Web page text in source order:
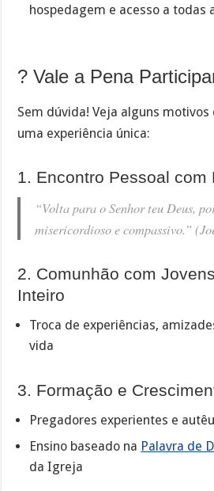
hospedagem e acesso a todas
? Vale a Pena
Sem dúvida! Veja alguns
uma experiência única:
1. Encontro Pessoal com
“Volta para o Senhor teu Deus,
misericordioso e compassivo.”
2. Comunhão com
Inteiro
Troca de experiências,
vida
3. Formação e
Pregadores experientes e
Ensino baseado na Palavra de
da Igreja